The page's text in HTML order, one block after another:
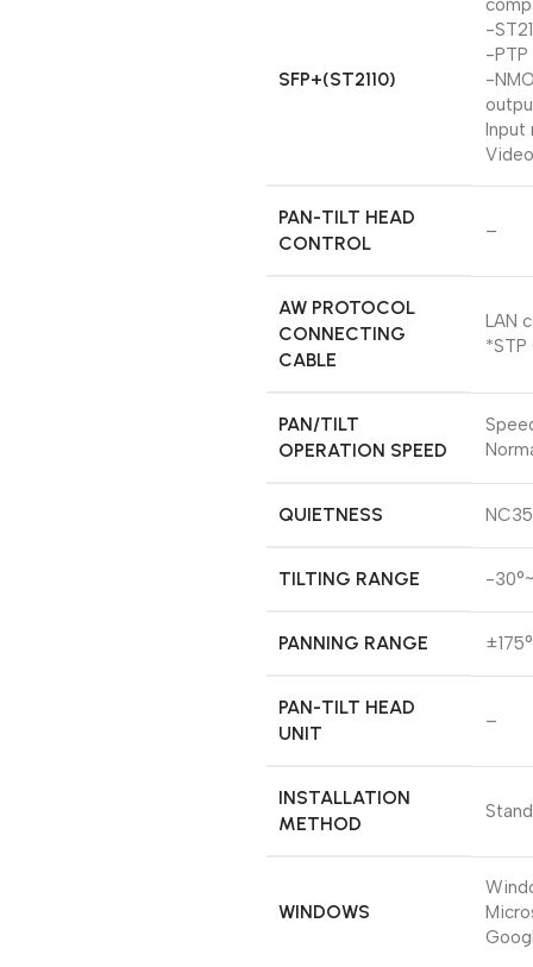
SFP+(ST2110)
-
-
-
Input
PAN-TILT HEAD
CONTROL
–
AW PROTOCOL
CONNECTING
CABLE
LAN
PAN/TILT
OPERATION SPEED
QUIETNESS
TILTING RANGE -
PANNING RANGE ±175°
PAN-TILT HEAD
UNIT
–
INSTALLATION
METHOD
WINDOWS